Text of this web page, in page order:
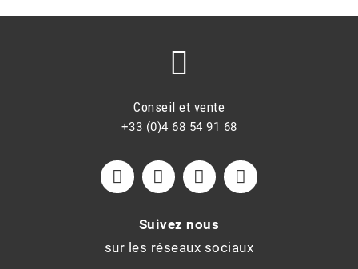
Conseil et vente
+33 (0)4 68 54 91 68
Suivez nous
sur les réseaux sociaux